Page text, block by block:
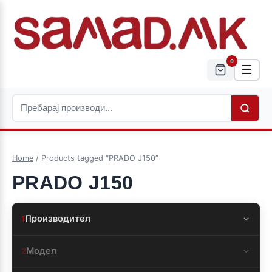
0
☰
Home / Products tagged “PRADO J150”
PRADO J150
1Производител
2Модел